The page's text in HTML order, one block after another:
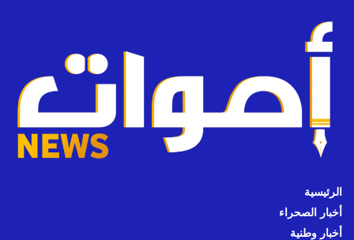
الرئيسية
أخبار الصحراء
أخبار وطنية